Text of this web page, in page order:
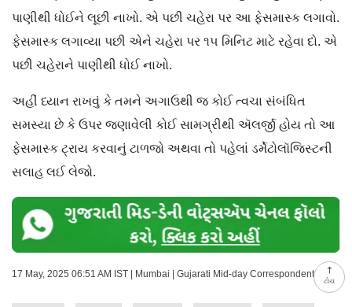
ટોચ
પાણીથી ધોઈને લૂછી નાખો. એ પછી ચહેરા પર આ ફેસમાસ્ક લગાવો.
ફેસમાસ્ક લગાવ્યા પછી એને ચહેરા પર ૧૫ મિનિટ માટે રહેવા દો. એ
પછી ચહેરાને પાણીથી ધોઈ નાખો.
અહીં ધ્યાન રાખવું કે તમને અગાઉથી જ કોઈ ત્વચા સંબંધિત
સમસ્યા છે કે ઉપર જણાવેલી કોઈ સામગ્રીથી ઍલર્જી હોય તો આ
ફેસમાસ્ક ટ્રાય કરવાનું ટાળજો અથવા તો પહેલાં ડર્મેટોલૉજિસ્ટની
સલાહ લઈ લેજો.
17 May, 2025 06:51 AM IST | Mumbai | Gujarati Mid-day Correspondent